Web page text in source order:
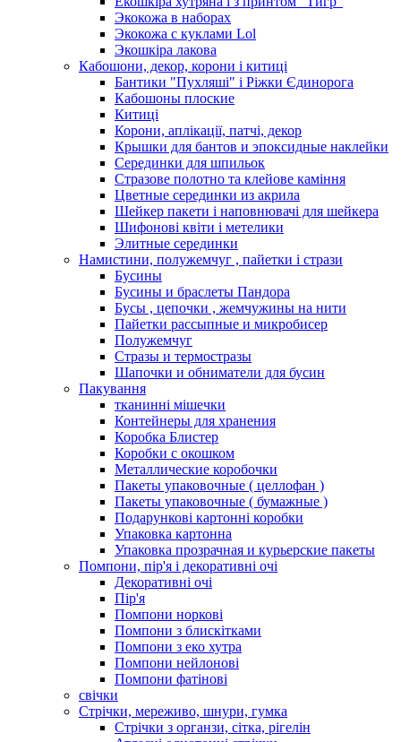
Экокожа в наборах
Экокожа с куклами Lol
Экошкiра лакова
Кабошони, декор, корони і китиці
Бантики "Пухляші" і Ріжки Єдинорога
Кабошоны плоские
Китиці
Корони, аплікації, патчі, декор
Крышки для бантов и эпоксидные наклейки
Серединки для шпильок
Стразове полотно та клейове каміння
Цветные серединки из акрила
Шейкер пакети і наповнювачі для шейкера
Шифонові квіти і метелики
Элитные серединки
Намистини, полужемчуг , пайетки і стрази
Бусины
Бусины и браслеты Пандора
Бусы , цепочки , жемчужины на нити
Пайетки рассыпные и микробисер
Полужемчуг
Стразы и термостразы
Шапочки и обниматели для бусин
Пакування
тканинні мішечки
Контейнеры для хранения
Коробка Блистер
Коробки с окошком
Металлические коробочки
Пакеты упаковочные ( целлофан )
Пакеты упаковочные ( бумажные )
Подарункові картонні коробки
Упаковка картонна
Упаковка прозрачная и курьерские пакеты
Помпони, пір'я і декоративні очі
Декоративні очі
Пір'я
Помпони норкові
Помпони з блискітками
Помпони з еко хутра
Помпони нейлонові
Помпони фатінові
свічки
Стрічки, мереживо, шнури, гумка
Стрічки з органзи, сітка, рігелін